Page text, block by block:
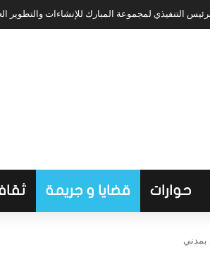
التنفيذي لمجموعة المبارك للإنشاءات والتطوير
حوارات قضايا و جريمة
بمدني